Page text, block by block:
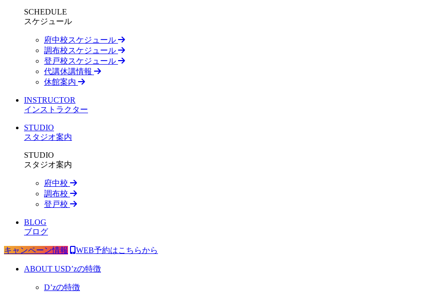
SCHEDULE
スケジュール
府中校スケジュール
調布校スケジュール
登戸校スケジュール
代講休講情報
休館案内
INSTRUCTOR
インストラクター
STUDIO
スタジオ案内
STUDIO
スタジオ案内
府中校
調布校
登戸校
BLOG
ブログ
キャンペーン情報 WEB予約はこちらから
ABOUT USD’zの特徴
D’zの特徴